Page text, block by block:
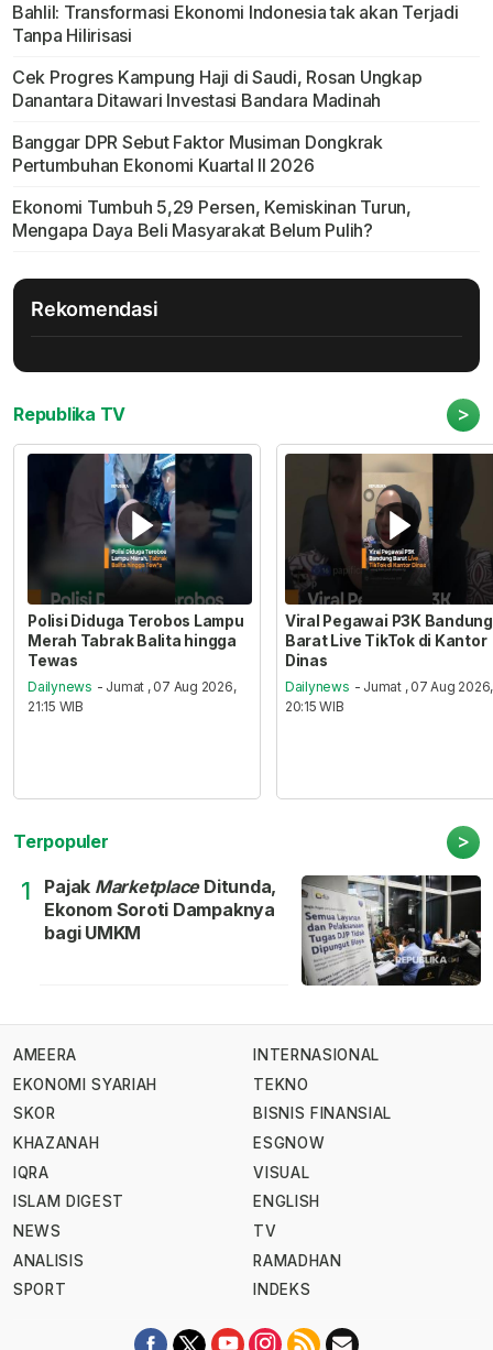
Bahlil: Transformasi Ekonomi Indonesia tak akan Terjadi
Tanpa Hilirisasi
Cek Progres Kampung Haji di Saudi, Rosan Ungkap
Danantara Ditawari Investasi Bandara Madinah
Banggar DPR Sebut Faktor Musiman Dongkrak
Pertumbuhan Ekonomi Kuartal II 2026
Ekonomi Tumbuh 5,29 Persen, Kemiskinan Turun,
Mengapa Daya Beli Masyarakat Belum Pulih?
Rekomendasi
Republika TV >
Polisi Diduga Terobos Lampu
Merah Tabrak Balita hingga
Tewas
Dailynews - Jumat , 07 Aug 2026,
21:15 WIB
Viral Pegawai P3K Bandung
Barat Live TikTok di Kantor
Dinas
Dailynews - Jumat , 07 Aug 2026,
20:15 WIB
Terpopuler >
1 Pajak MarketplaceDitunda,
Ekonom Soroti Dampaknya
bagi UMKM
AMEERA
EKONOMI SYARIAH
SKOR
KHAZANAH
IQRA
ISLAM DIGEST
NEWS
ANALISIS
SPORT
INTERNASIONAL
TEKNO
BISNIS FINANSIAL
ESGNOW
VISUAL
ENGLISH
TV
RAMADHAN
INDEKS